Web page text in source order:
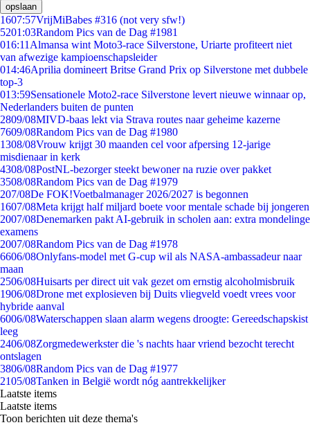
opslaan
1607:57VrijMiBabes #316 (not very sfw!)
5201:03Random Pics van de Dag #1981
016:11 Almansa wint Moto3-race Silverstone, Uriarte profiteert niet
van afwezige kampioenschapsleider
014:46Aprilia domineert Britse Grand Prix op Silverstone met dubbele
top-3
013:59Sensationele Moto2-race Silverstone levert nieuwe winnaar op,
Nederlanders buiten de punten
2809/08MIVD-baas lekt via Strava routes naar geheime kazerne
7609/08Random Pics van de Dag #1980
1308/08Vrouw krijgt 30 maanden cel voor afpersing 12-jarige
misdienaar in kerk
4308/08PostNL-bezorger steekt bewoner na ruzie over pakket
3508/08Random Pics van de Dag #1979
207/08De FOK!Voetbalmanager 2026/2027 is begonnen
1607/08Meta krijgt half miljard boete voor mentale schade bij jongeren
2007/08Denemarken pakt AI-gebruik in scholen aan: extra mondelinge
examens
2007/08Random Pics van de Dag #1978
6606/08Onlyfans-model met G-cup wil als NASA-ambassadeur naar
maan
2506/08Huisarts per direct uit vak gezet om ernstig alcoholmisbruik
1906/08Drone met explosieven bij Duits vliegveld voedt vrees voor
hybride aanval
6006/08Waterschappen slaan alarm wegens droogte: Gereedschapskist
leeg
2406/08Zorgmedewerkster die 's nachts haar vriend bezocht terecht
ontslagen
3806/08Random Pics van de Dag #1977
2105/08Tanken in België wordt nóg aantrekkelijker
Laatste items
Laatste items
Toon berichten uit deze thema's